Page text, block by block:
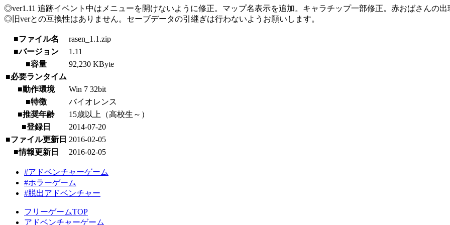
◎ver1.11 追跡イベント中はメニューを開けないように修正。マップ名表示を追加。キャラチップ一部修正。赤おばさんの出
◎旧verとの互換性はありません。セーブデータの引継ぎは行わないようお願いします。
■ファイル名
rasen_1.1.zip
■バージョン
1.11
■容量
92,230 KByte
■必要ランタイム
■動作環境
Win 7 32bit
■特徴
バイオレンス
■推奨年齢
15歳以上（高校生～）
■登録日
2014-07-20
■ファイル更新日 2016-02-05
■情報更新日
2016-02-05
#アドベンチャーゲーム
#ホラーゲーム
#脱出アドベンチャー
フリーゲームTOP
アドベンチャーゲーム